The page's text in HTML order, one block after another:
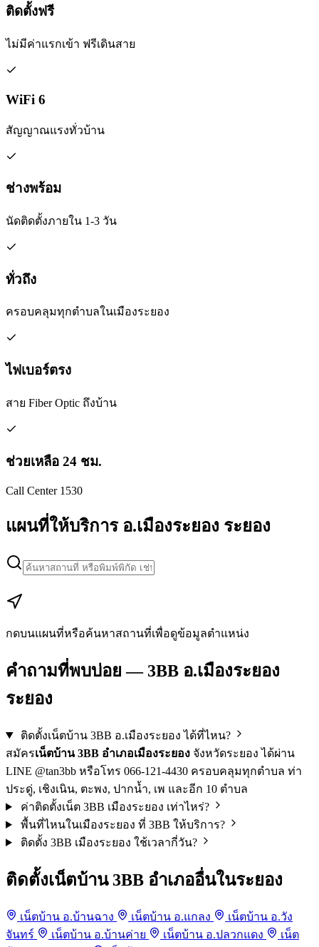
ติดตั้งฟรี
ไม่มีค่าแรกเข้า ฟรีเดินสาย
WiFi 6
สัญญาณแรงทั่วบ้าน
ช่างพร้อม
นัดติดตั้งภายใน 1-3 วัน
ทั่วถึง
ครอบคลุมทุกตำบลในเมืองระยอง
ไฟเบอร์ตรง
สาย Fiber Optic ถึงบ้าน
ช่วยเหลือ 24 ชม.
Call Center 1530
แผนที่ให้บริการ อ.เมืองระยอง ระยอง
+
กดบนแผนที่หรือค้นหาสถานที่เพื่อดูข้อมูลตำแหน่ง
คำถามที่พบบ่อย — 3BB อ.เมืองระยอง
ระยอง
ติดตั้งเน็ตบ้าน 3BB อ.เมืองระยอง ได้ที่ไหน?
สมัครเน็ตบ้าน 3BB อำเภอเมืองระยอง จังหวัดระยอง ได้ผ่าน
LINE @tan3bb หรือโทร 066-121-4430 ครอบคลุมทุกตำบล ท่า
ประดู่, เชิงเนิน, ตะพง, ปากน้ำ, เพ และอีก 10 ตำบล
ค่าติดตั้งเน็ต 3BB เมืองระยอง เท่าไหร่?
พื้นที่ไหนในเมืองระยอง ที่ 3BB ให้บริการ?
ติดตั้ง 3BB เมืองระยอง ใช้เวลากี่วัน?
ติดตั้งเน็ตบ้าน 3BB อำเภออื่นในระยอง
เน็ตบ้าน อ.บ้านฉาง เน็ตบ้าน อ.แกลง
เน็ตบ้าน อ.วัง
จันทร์
เน็ตบ้าน อ.บ้านค่าย เน็ตบ้าน อ.ปลวกแดง
เน็ต